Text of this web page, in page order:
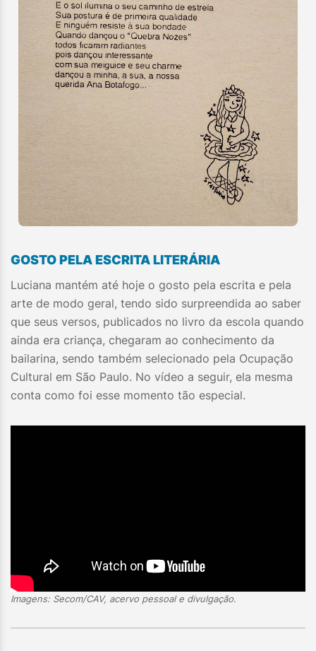
GOSTO PELA ESCRITA LITERÁRIA
Luciana mantém até hoje o gosto pela escrita e pela
arte de modo geral, tendo sido surpreendida ao saber
que seus versos, publicados no livro da escola quando
ainda era criança, chegaram ao conhecimento da
bailarina, sendo também selecionado pela Ocupação
Cultural em São Paulo. No vídeo a seguir, ela mesma
conta como foi esse momento tão especial.
Imagens: Secom/CAV, acervo pessoal e divulgação.